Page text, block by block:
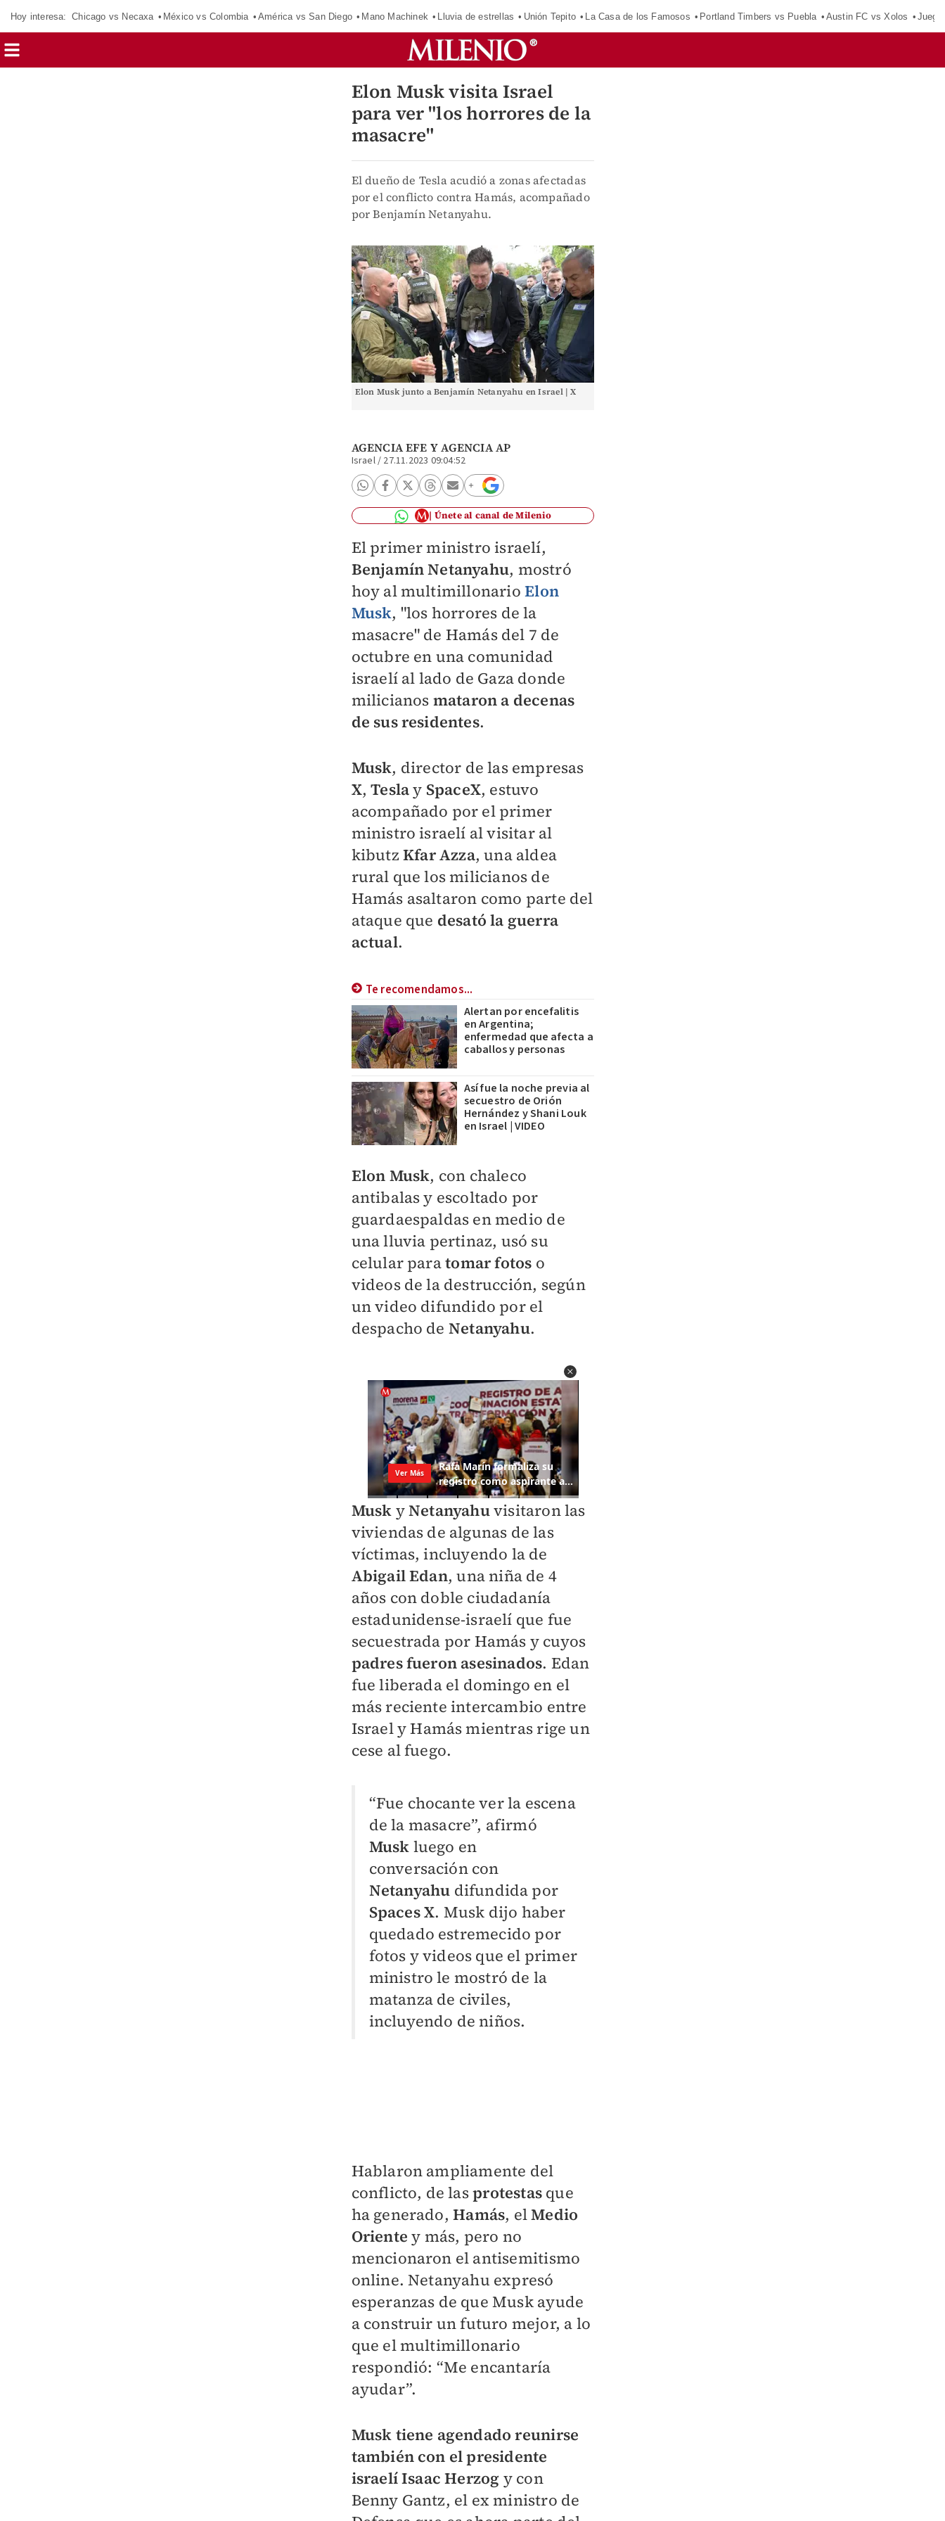
Hoy interesa: Chicago vs Necaxa México vs Colombia América vs San Diego Mano Machinek Lluvia de estrellas Unión Tepito La Casa de los Famosos Portland Timbers vs Puebla Austin FC vs Xolos
Elon Musk visita Israel
para ver "los horrores de la
masacre"
El dueño de Tesla acudió a zonas afectadas
por el conflicto contra Hamás, acompañado
por Benjamín Netanyahu.
Elon Musk junto a Benjamín Netanyahu en Israel | X
AGENCIA EFE YAGENCIA AP
Israel/ 27.11.2023 09:04:52
Únete al canal de Milenio
El primer ministro israelí,
Benjamín Netanyahu, mostró
hoy al multimillonarioElon
Musk, "los horrores de la
masacre" de Hamás del 7 de
octubre en una comunidad
israelí al lado de Gaza donde
milicianos mataron a decenas
de sus residentes.
Musk, director de las empresas
X,Teslay SpaceX, estuvo
acompañado por el primer
ministro israelí al visitar al
kibutz Kfar Azza, una aldea
rural que los milicianos de
Hamás asaltaron como parte del
ataque que desató la guerra
actual.
Te recomendamos...
Alertan por encefalitis
en Argentina;
enfermedad que afecta a
caballos y personas
Así fue la noche previa al
secuestro de Orión
Hernández y Shani Louk
en Israel | VIDEO
Elon Musk, con chaleco
antibalas y escoltado por
guardaespaldas en medio de
una lluvia pertinaz, usó su
celular paratomar fotos o
videos de la destrucción, según
un video difundido por el
despacho de Netanyahu.
Musk yNetanyahuvisitaron las
viviendas de algunas de las
víctimas, incluyendo la de
Abigail Edan, una niña de 4
años con doble ciudadanía
estadunidense-israelí que fue
secuestrada por Hamás y cuyos
padres fueron asesinados. Edan
fue liberada el domingo en el
más reciente intercambio entre
Israel y Hamás mientras rige un
cese al fuego.
“Fue chocante ver la escena
de la masacre”, afirmó
Musk luego en
conversación con
Netanyahu difundida por
Spaces X. Musk dijo haber
quedado estremecido por
fotos y videos que el primer
ministro le mostró de la
matanza de civiles,
incluyendo de niños.
Hablaron ampliamente del
conflicto, de lasprotestas que
ha generado,Hamás, elMedio
Orientey más, pero no
mencionaron el antisemitismo
online. Netanyahu expresó
esperanzas de que Musk ayude
a construir un futuro mejor, a lo
que el multimillonario
respondió: “Me encantaría
ayudar”.
Musk tiene agendado reunirse
también con el presidente
israelí Isaac Herzog y con
Benny Gantz, el ex ministro de